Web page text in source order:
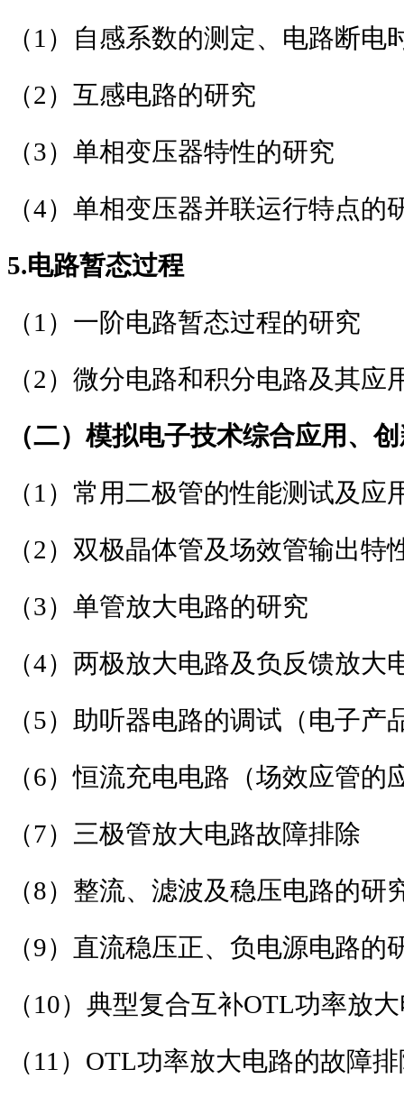
（1 ）自感系数的测定、电路断电
（2）互感电路的研究
（3）单相变压器特性的研究
（4）单相变压器并联运行特点的
5.电路暂态过程
（1 ）一阶电路暂态过程的研究
（2）微分电路和积分电路及其应
（二）模拟电子技术综合应用、
（1 ）常用二极管的性能测试及应
（2）双极晶体管及场效管输出特
（3）单管放大电路的研究
（4）两极放大电路及负反馈放大
（5）助听器电路的调试（电子产
（6）恒流充电电路（场效应管的
（7）三极管放大电路故障排除
（8）整流、滤波及稳压电路的研
（9）直流稳压正、负电源电路的
（10）典型复合互补OTL功率放
（11 ） OTL功率放大电路的故障